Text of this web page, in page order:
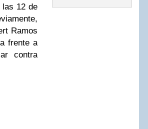
las 12 de
Ramos
frente a
contra